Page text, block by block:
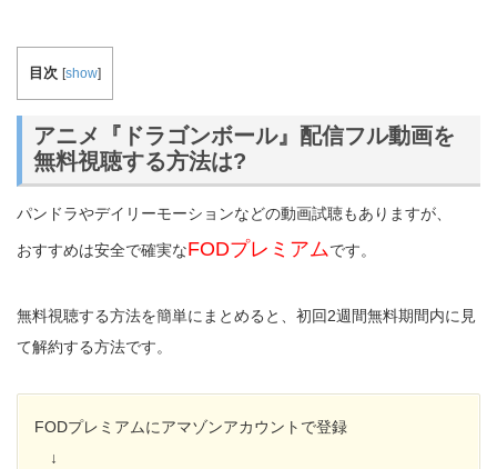
目次 [show]
アニメ『ドラゴンボール』配信フル動画を
無料視聴する方法は?
パンドラやデイリーモーションなどの動画試聴もありますが、
おすすめは安全で確実なFODプレミアムです。
無料視聴する方法を簡単にまとめると、初回2週間無料期間内に見
て解約する方法です。
FODプレミアムにアマゾンアカウントで登録
↓